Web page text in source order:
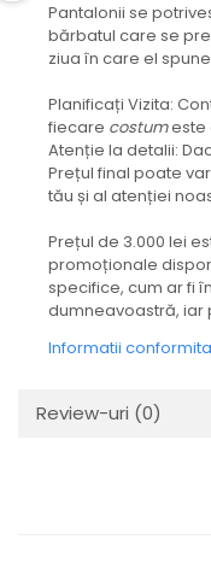
Pantalonii se
bărbatul care se
ziua în care el
Planificați Vizita:
fiecare costumeste
Atenție la detalii:
Prețul final poate
tău și al atenției
Prețul de 3.000 lei
promoționale
specifice, cum ar fi
dumneavoastră, iar
Informatii
Review-uri (0)